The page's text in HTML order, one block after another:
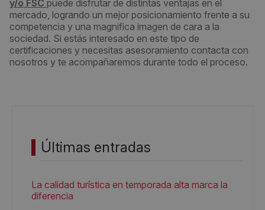
y/o FSC puede disfrutar de distintas ventajas en el
mercado, logrando un mejor posicionamiento frente a su
competencia y una magnifica imagen de cara a la
sociedad. Si estás interesado en este tipo de
certificaciones y necesitas asesoramiento contacta con
nosotros y te acompañaremos durante todo el proceso.
Últimas entradas
La calidad turística en temporada alta marca la
diferencia